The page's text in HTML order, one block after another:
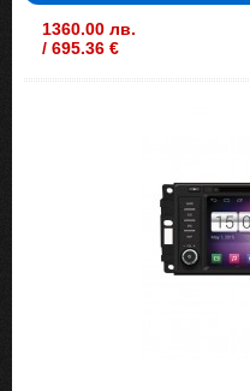
1360.00 лв.
/ 695.36 €